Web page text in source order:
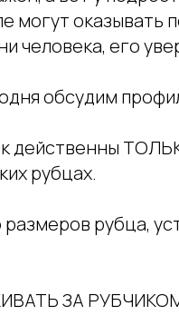
оказывать
человека, его
обсудим
действенны
рубцах.
рубца,
ЗА